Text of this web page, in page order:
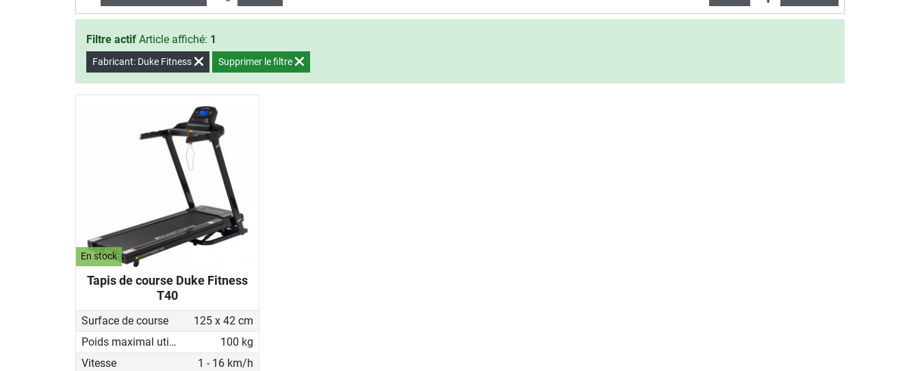
Filtre actif Article affiché: 1
Fabricant: Duke Fitness Supprimer le filtre
En stock
Tapis de course Duke Fitness
T40
Surface de course
125 x 42 cm
Poids maximal utilisateur
100 kg
Vitesse
1 - 16 km/h